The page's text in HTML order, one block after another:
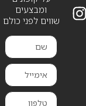
ומבצעים
שווים לפני כולם